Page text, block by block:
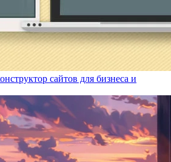
сайтов для бизнеса и